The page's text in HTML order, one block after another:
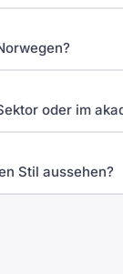
oder im
Stil aussehen?